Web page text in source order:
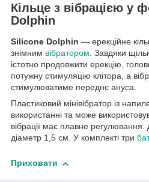
Кільце з вібрацією у
Dolphin
Silicone Dolphin — ерекційне
знімним вібратором. Завдяки
істотно продовжити ерекцію,
потужну стимуляцію клітора, а
стимулюватиме переднє ануса.
Пластиковий мінівібратор із
використанні та може
вібрації має плавне
діаметр 1,5 см. У комплекті три
Приховати